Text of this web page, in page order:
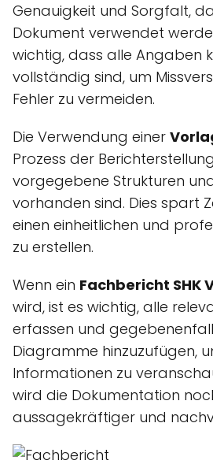
Genauigkeit und Sorgfalt,
Dokument verwendet
wichtig, dass alle Angaben
vollständig sind, um
Fehler zu vermeiden.
Die Verwendung einer
Prozess der
vorgegebene Strukturen
vorhanden sind. Dies spart
einen einheitlichen und
zu erstellen.
Wenn ein Fachbericht SHK
wird, ist es wichtig, alle
erfassen und
Diagramme hinzuzufügen,
Informationen zu
wird die Dokumentation
aussagekräftiger und